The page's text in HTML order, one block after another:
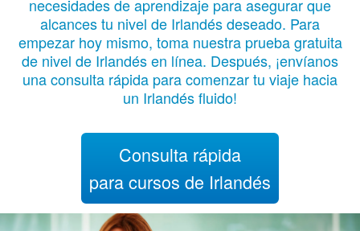
necesidades de aprendizaje para asegurar que
alcances tu nivel de Irlandés deseado. Para
empezar hoy mismo, toma nuestra prueba gratuita
de nivel de Irlandés en línea. Después, ¡envíanos
una consulta rápida para comenzar tu viaje hacia
un Irlandés fluido!
Consulta rápida
para cursos de Irlandés